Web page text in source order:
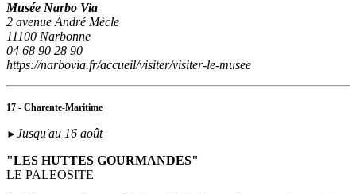
Musée Narbo Via
2 avenue André Mècle
11100 Narbonne
04 68 90 28 90
https://narbovia.fr/accueil/visiter/visiter-le-musee
17 - Charente-Maritime
► Jusqu'au 16 août
"LES HUTTES GOURMANDES"
LE PALEOSITE